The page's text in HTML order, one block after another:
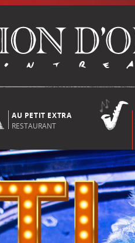
AU PETIT EXTRA
RESTAURANT